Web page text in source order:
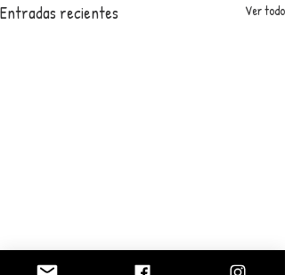
Entradas recientes Ver todo